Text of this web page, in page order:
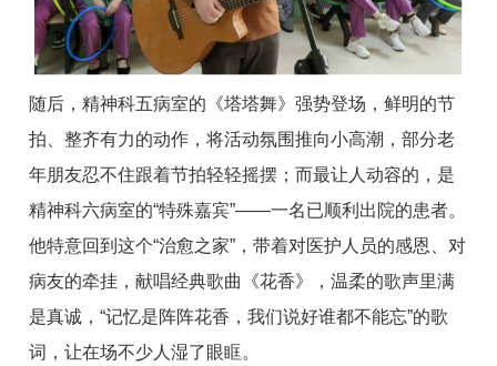
随后，精神科五病室的《塔塔舞》强势登场，鲜明的节
拍、整齐有力的动作，将活动氛围推向小高潮 ，部分老
年朋友忍不住跟着节拍轻轻摇摆；而最让人动容的，是
精神科六病室的“特殊嘉宾”——一名已顺利出院的患者。
他特意回到这个“治愈之家”，带着对医护人员的感恩、对
病友的牵挂，献唱经典歌曲《花香》，温柔的歌声里满
是真诚，“记忆是阵阵花香，我们说好谁都不能忘”的歌
词，让在场不少人湿了眼眶。